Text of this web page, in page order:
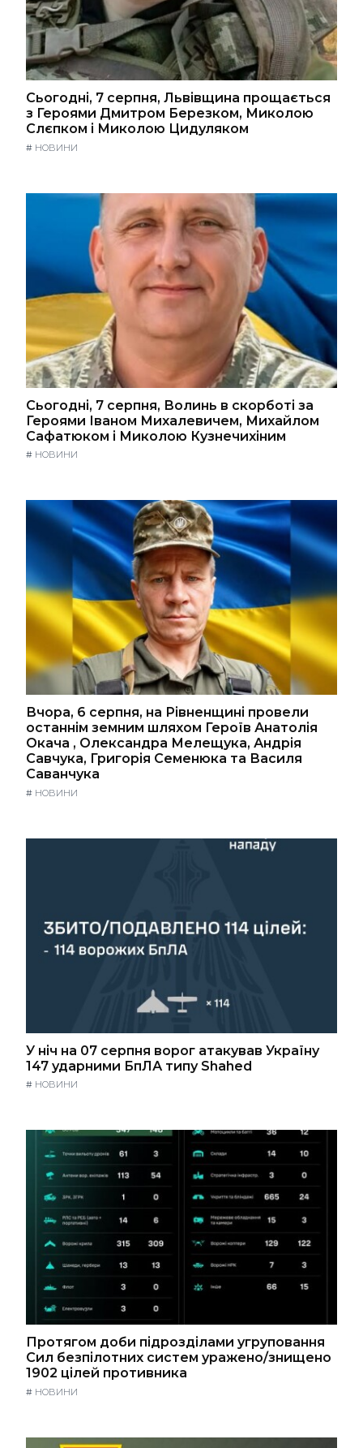
Сьогодні, 7 серпня, Львівщина прощається
з Героями Дмитром Березком, Миколою
Слєпком і Миколою Цидуляком
# НОВИНИ
Сьогодні, 7 серпня, Волинь в скорботі за
Героями Іваном Михалевичем, Михайлом
Сафатюком і Миколою Кузнечихіним
# НОВИНИ
Вчора, 6 серпня, на Рівненщині провели
останнім земним шляхом Героїв Анатолія
Окача , Олександра Мелещука, Андрія
Савчука, Григорія Семенюка та Василя
Саванчука
# НОВИНИ
У ніч на 07 серпня ворог атакував Україну
147 ударними БпЛА типу Shahed
# НОВИНИ
Протягом доби підрозділами угруповання
Сил безпілотних систем уражено/знищено
1902 цілей противника
# НОВИНИ